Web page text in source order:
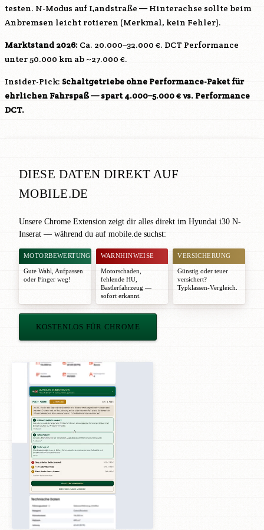
testen. N-Modus auf Landstraße — Hinterachse sollte beim
Anbremsen leicht rotieren (Merkmal, kein Fehler).
Marktstand 2026: Ca. 20.000–32.000 €. DCT Performance
unter 50.000 km ab ~27.000 €.
Insider-Pick: Schaltgetriebe ohne Performance-Paket für
ehrlichen Fahrspaß — spart 4.000–5.000 € vs. Performance
DCT.
DIESE DATEN DIREKT AUF
MOBILE.DE
Unsere Chrome Extension zeigt dir alles direkt im Hyundai i30 N-
Inserat — während du auf mobile.de suchst:
MOTORBEWERTUNG
Gute Wahl
Aufpassen
oder Finger weg!
WARNHINWEISE
Motorschaden,
fehlende HU,
Bastlerfahrzeug —
sofort erkannt.
VERSICHERUNG
Günstig oder teuer
versichert?
Typklassen-Vergleich.
KOSTENLOS FÜR CHROME